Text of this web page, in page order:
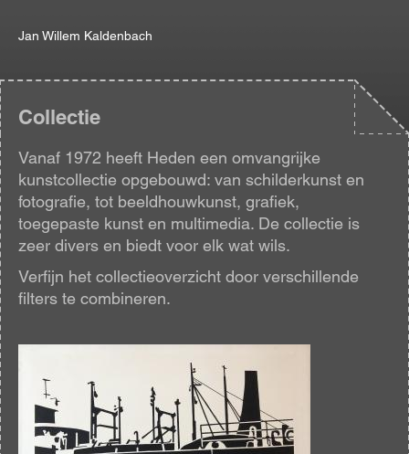
Jan Willem Kaldenbach
Collectie
Vanaf 1972 heeft Heden een omvangrijke
kunstcollectie opgebouwd: van schilderkunst en
fotografie, tot beeldhouwkunst, grafiek,
toegepaste kunst en multimedia. De collectie is
zeer divers en biedt voor elk wat wils.
Verfijn het collectieoverzicht door verschillende
filters te combineren.